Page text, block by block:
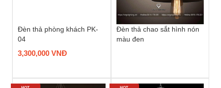
Đèn thả phòng khách PK-
04
3,300,000 VNĐ
Đèn thả chao sắt hình nón
màu đen